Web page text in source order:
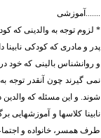
.......آموزشی
* لزوم توجه به والدینی که
پدر و مادری که کودکی
و روانشناس بالینی که خود
نمی گیرند چون آنقدر توجه
شوند. و این مسئله که
نابینا کلاسها و آموزشهایی
طرف همسر، خانواده و